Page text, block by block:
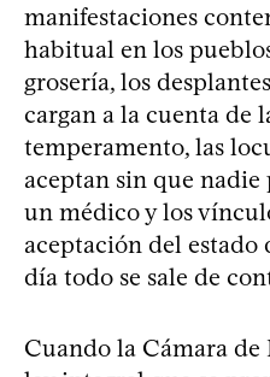
manifestaciones
habitual en los
grosería, los
cargan a la cuenta de
temperamento, las
aceptan sin que nadie
un médico y los
aceptación del estado
día todo se sale de
Cuando la Cámara